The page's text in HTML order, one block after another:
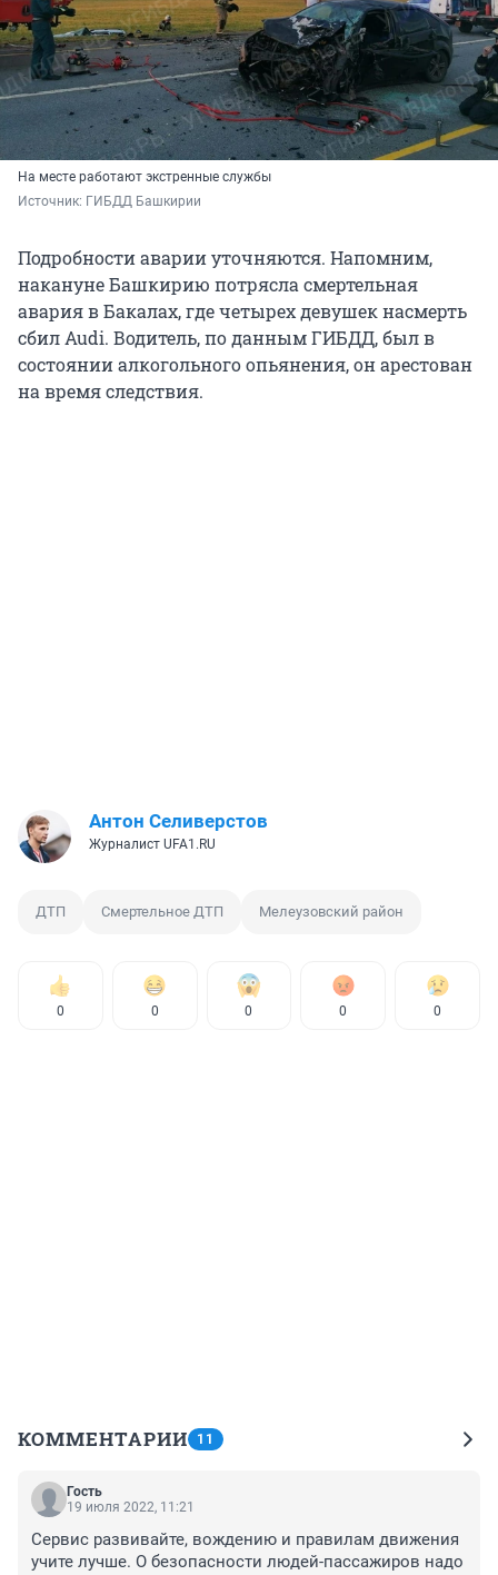
На месте работают экстренные службы
Источник: ГИБДД Башкирии
Подробности аварии уточняются. Напомним,
накануне Башкирию потрясла смертельная
авария в Бакалах, где четырех девушек насмерть
сбил Audi. Водитель, по данным ГИБДД, был в
состоянии алкогольного опьянения, он арестован
на время следствия.
Антон Селиверстов
Журналист UFA1.RU
ДТП Смертельное ДТП Мелеузовский район
0 0 0 0 0
КОММЕНТАРИИ 11
Гость
19 июля 2022, 11:21
Сервис развивайте, вождению и правилам движения
учите лучше. О безопасности людей-пассажиров надо